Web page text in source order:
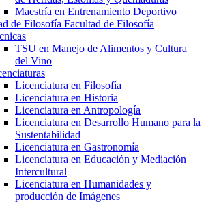
Maestría en Entrenamiento Deportivo
Facultad de Filosofía
TSU en Manejo de Alimentos y Cultura
del Vino
Licenciatura en Filosofía
Licenciatura en Historia
Licenciatura en Antropología
Licenciatura en Desarrollo Humano para la
Sustentabilidad
Licenciatura en Gastronomía
Licenciatura en Educación y Mediación
Intercultural
Licenciatura en Humanidades y
producción de Imágenes